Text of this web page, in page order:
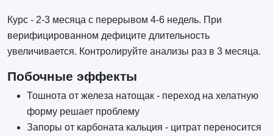
Курс - 2-3 месяца с перерывом 4-6 недель. При
верифицированном дефиците длительность
увеличивается. Контролируйте анализы раз в 3 месяца.
Побочные эффекты
Тошнота от железа натощак - переход на хелатную
форму решает проблему
Запоры от карбоната кальция - цитрат переносится